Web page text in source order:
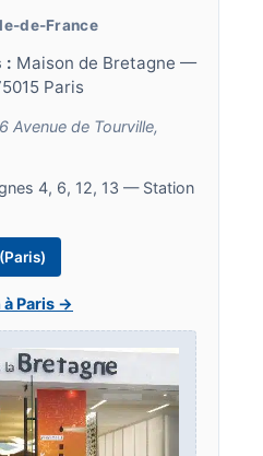
de-France
: Maison de Bretagne —
Paris
Avenue de Tourville,
4, 6, 12, 13 — Station
à Paris →